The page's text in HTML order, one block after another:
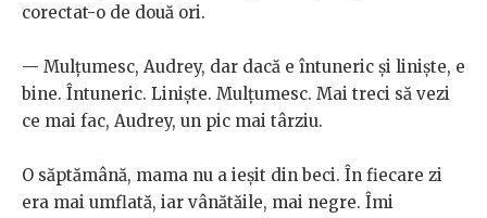
corectat-o de două ori.
— Mulțumesc, Audrey, dar dacă e întuneric și liniște, e
bine. Întuneric. Liniște. Mulțumesc. Mai treci să vezi
ce mai fac, Audrey, un pic mai târziu.
O săptămână, mama nu a ieșit din beci. În fiecare zi
era mai umflată, iar vânătăile, mai negre. Îmi